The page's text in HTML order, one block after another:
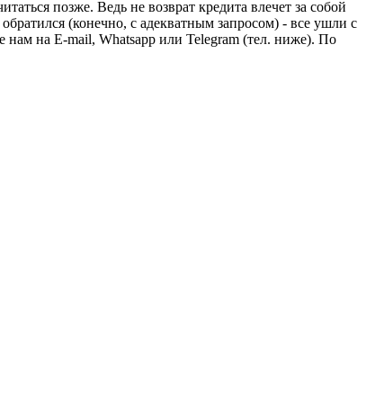
позже. Ведь не возврат кредита влечет за собой
(конечно, с адекватным запросом) - все ушли с
нам на E-mail, Whatsapp или Telegram (тел. ниже). По